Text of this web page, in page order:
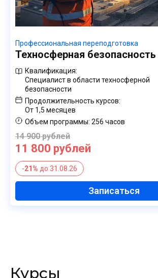
Профессиональная переподготовка
Техносферная безопасность
Квалификация:
Специалист в области техносферной
безопасности
Продолжительность курсов:
от 1,5 месяцев
Объем программы:
256 часов
14 900 рублей
11 800 рублей
-21% до 31.08.26
Записаться
Курсы